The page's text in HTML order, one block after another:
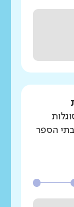
הספר